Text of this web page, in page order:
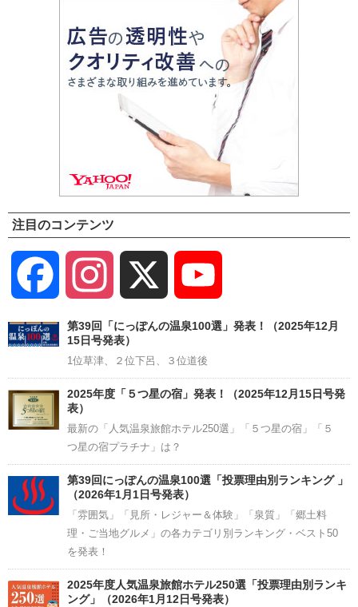
注目のコンテンツ
Facebook Instagram
Channel
第39回「にっぽんの温泉100選」発表！（2025年12月
15日号発表）
1位草津、２位下呂、３位道後
2025年度「５つ星の宿」発表！（2025年12月15日号発
表）
最新の「人気温泉旅館ホテル250選」「５つ星の宿」「５
つ星の宿プラチナ」は？
第39回にっぽんの温泉100選「投票理由別ランキング 」
（2026年1月1日号発表）
「雰囲気」「見所・レジャー＆体験」「泉質」「郷土料
理・ご当地グルメ」の各カテゴリ別ランキング・ベスト50
を発表！
2025年度人気温泉旅館ホテル250選「投票理由別ランキ
ング」（2026年1月12日号発表）